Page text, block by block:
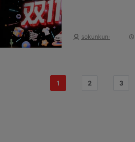
sokunkun·
1 2 3